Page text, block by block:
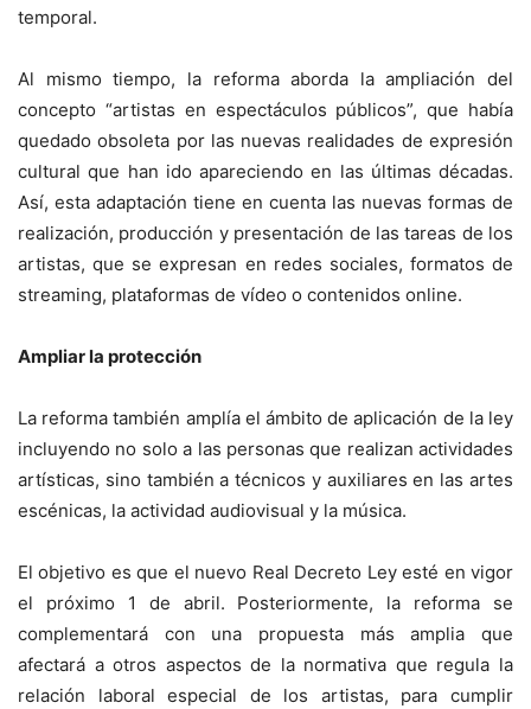
temporal.
Al mismo tiempo, la reforma aborda la ampliación del
concepto “artistas en espectáculos públicos”, que había
quedado obsoleta por las nuevas realidades de expresión
cultural que han ido apareciendo en las últimas décadas.
Así, esta adaptación tiene en cuenta las nuevas formas de
realización, producción y presentación de las tareas de los
artistas, que se expresan en redes sociales, formatos de
streaming, plataformas de vídeo o contenidos online.
Ampliar la protección
La reforma también amplía el ámbito de aplicación de la ley
incluyendo no solo a las personas que realizan actividades
artísticas, sino también a técnicos y auxiliares en las artes
escénicas, la actividad audiovisual y la música.
El objetivo es que el nuevo Real Decreto Ley esté en vigor
el próximo 1 de abril. Posteriormente, la reforma se
complementará con una propuesta más amplia que
afectará a otros aspectos de la normativa que regula la
relación laboral especial de los artistas, para cumplir